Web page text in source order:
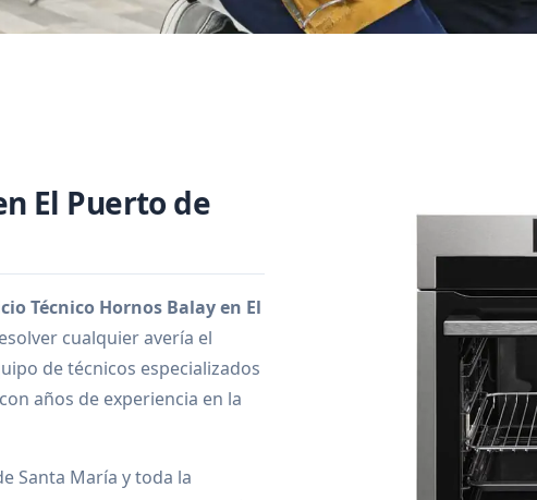
El Puerto de
Técnico Hornos Balay en El
cualquier avería el
de técnicos especializados
años de experiencia en la
Santa María y toda la